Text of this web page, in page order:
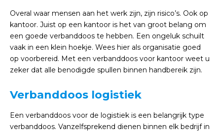
Overal waar mensen aan het werk zijn, zijn risico’s. Ook op
kantoor. Juist op een kantoor is het van groot belang om
een goede verbanddoos te hebben. Een ongeluk schuilt
vaak in een klein hoekje. Wees hier als organisatie goed
op voorbereid. Met een verbanddoos voor kantoor weet u
zeker dat alle benodigde spullen binnen handbereik zijn.
Verbanddoos logistiek
Een verbanddoos voor de logistiek is een belangrijk type
verbanddoos. Vanzelfsprekend dienen binnen elk bedrijf in